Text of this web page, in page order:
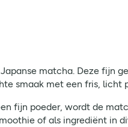
matcha. Deze fijn
smaak met een fris, licht
fijn poeder, wordt de
of als ingrediënt in